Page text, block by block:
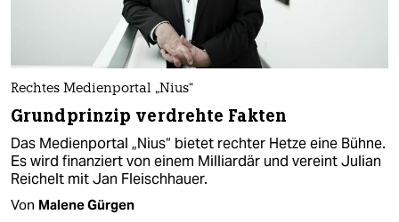
Rechtes Medienportal „Nius“
Grundprinzip verdrehte Fakten
Das Medienportal „Nius“ bietet rechter Hetze eine Bühne.
Es wird finanziert von einem Milliardär und vereint Julian
Reichelt mit Jan Fleischhauer.
Von Malene Gürgen